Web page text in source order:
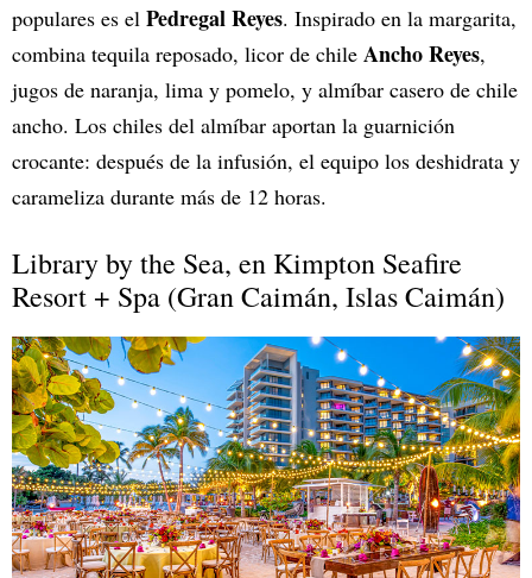
populares es el Pedregal Reyes. Inspirado en la margarita,
combina tequila reposado, licor de chile Ancho Reyes,
jugos de naranja, lima y pomelo, y almíbar casero de chile
ancho. Los chiles del almíbar aportan la guarnición
crocante: después de la infusión, el equipo los deshidrata y
carameliza durante más de 12 horas.
Library by the Sea, en Kimpton Seafire
Resort + Spa (Gran Caimán, Islas Caimán)